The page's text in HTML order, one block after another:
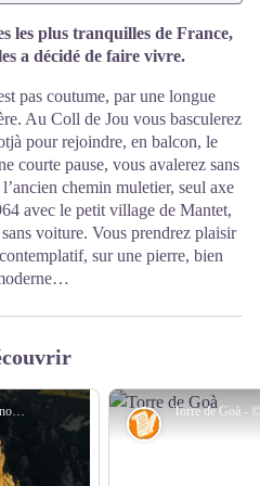
les plus tranquilles de France,
a décidé de faire vivre.
pas coutume, par une longue
Au Coll de Jou vous basculerez
pour rejoindre, en balcon, le
courte pause, vous avalerez sans
chemin muletier, seul axe
avec le petit village de Mantet,
voiture. Vous prendrez plaisir
sur une pierre, bien
Roc de Marialles et refuge non-gardé - © B. Frankel-CD66
Histoire